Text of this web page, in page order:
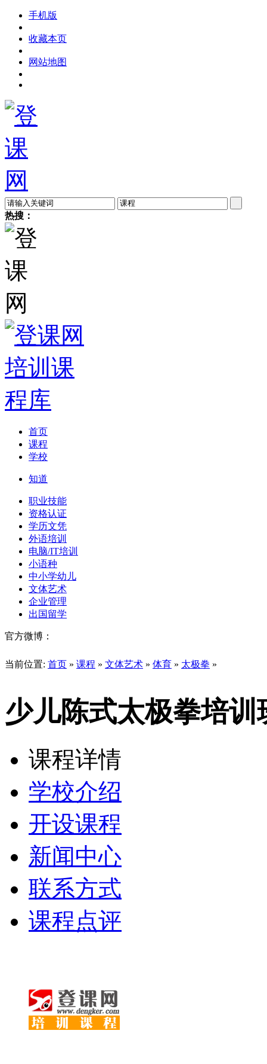
手机版
收藏本页
网站地图
热搜：
首页
课程
学校
知道
职业技能
资格认证
学历文凭
外语培训
电脑/IT培训
小语种
中小学幼儿
文体艺术
企业管理
出国留学
官方微博：
当前位置: 首页 » 课程 » 文体艺术 » 体育 » 太极拳 »
少儿陈式太极拳培训
课程详情
学校介绍
开设课程
新闻中心
联系方式
课程点评